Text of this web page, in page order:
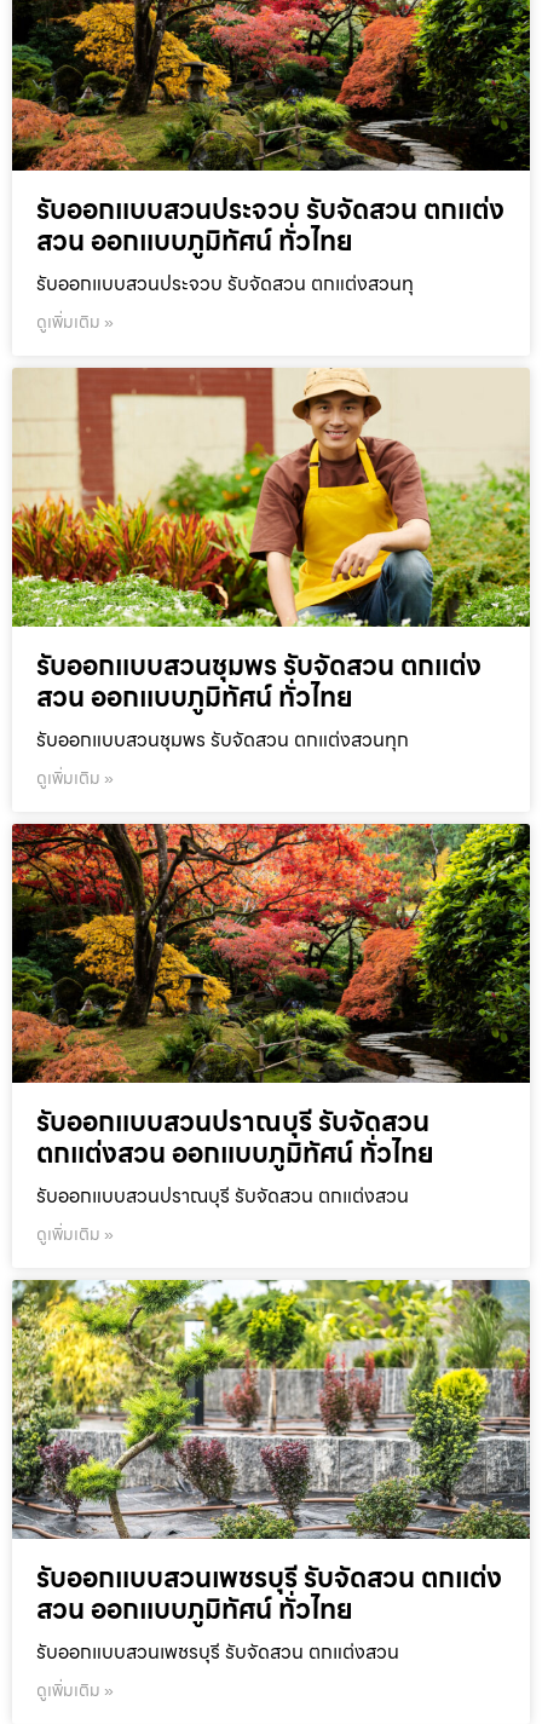
รับออกแบบสวนประจวบ รับจัดสวน ตกแต่ง
สวน ออกแบบภูมิทัศน์ ทั่วไทย
รับออกแบบสวนประจวบ รับจัดสวน ตกแต่งสวนทุ
ดูเพิ่มเติม »
รับออกแบบสวนชุมพร รับจัดสวน ตกแต่ง
สวน ออกแบบภูมิทัศน์ ทั่วไทย
รับออกแบบสวนชุมพร รับจัดสวน ตกแต่งสวนทุก
ดูเพิ่มเติม »
รับออกแบบสวนปราณบุรี รับจัดสวน
ตกแต่งสวน ออกแบบภูมิทัศน์ ทั่วไทย
รับออกแบบสวนปราณบุรี รับจัดสวน ตกแต่งสวน
ดูเพิ่มเติม »
รับออกแบบสวนเพชรบุรี รับจัดสวน ตกแต่ง
สวน ออกแบบภูมิทัศน์ ทั่วไทย
รับออกแบบสวนเพชรบุรี รับจัดสวน ตกแต่งสวน
ดูเพิ่มเติม »